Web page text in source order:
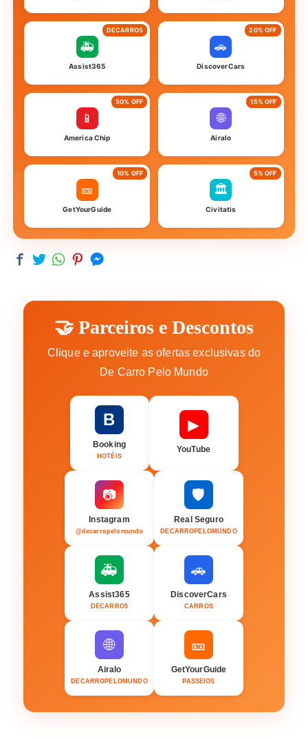
🚑
Assist365
DECARRO5
🚗
DiscoverCars
20% OFF
📱
America Chip
50% OFF
🌐
Airalo
15% OFF
🎫
GetYourGuide
10% OFF
🏛️
Civitatis
5% OFF
🤝 Parceiros e Descontos
Clique e aproveite as ofertas exclusivas do
De Carro Pelo Mundo
B
Booking
HOTÉIS
▶
YouTube
📷
Instagram
@decarropelomundo
🛡️
Real Seguro
DECARROPELOMUNDO
🚑
Assist365
DECARRO5
🚗
DiscoverCars
CARROS
🌐
Airalo
DECARROPELOMUNDO
🎫
GetYourGuide
PASSEIOS